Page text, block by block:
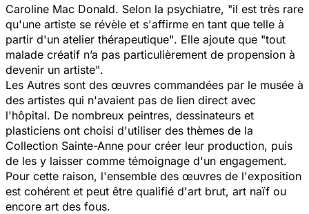
Caroline Mac Donald. Selon la psychiatre, "il est très rare
qu'une artiste se révèle et s'affirme en tant que telle à
partir d'un atelier thérapeutique". Elle ajoute que "tout
malade créatif n’a pas particulièrement de propension à
devenir un artiste".
Les Autres sont des œuvres commandées par le musée à
des artistes qui n'avaient pas de lien direct avec
l'hôpital. De nombreux peintres, dessinateurs et
plasticiens ont choisi d'utiliser des thèmes de la
Collection Sainte-Anne pour créer leur production, puis
de les y laisser comme témoignage d'un engagement.
Pour cette raison, l'ensemble des œuvres de l'exposition
est cohérent et peut être qualifié d'art brut, art naïf ou
encore art des fous.